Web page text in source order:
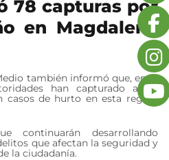
78 capturas por
en Magdalena
también informó que, en lo
han capturado a 78
casos de hurto en esta región
continuarán desarrollando
que afectan la seguridad y
la ciudadanía.